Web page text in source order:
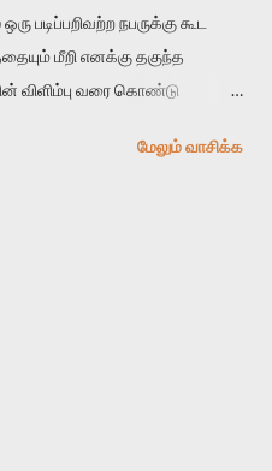
படிப்பறிவற்ற நபருக்கு கூட
மீறி எனக்கு தகுந்த
விளிம்பு வரை கொண்டு
மேலும் வாசிக்க